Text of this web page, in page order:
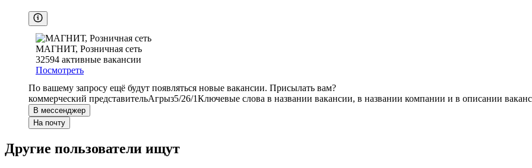
МАГНИТ, Розничная сеть
32594 активные вакансии
Посмотреть
По вашему запросу ещё будут появляться новые вакансии. Присылать вам?
коммерческий представительАгрыз5/26/1Ключевые слова в названии вакансии, в названии компании и в описании
В мессенджер
На почту
Другие пользователи ищут